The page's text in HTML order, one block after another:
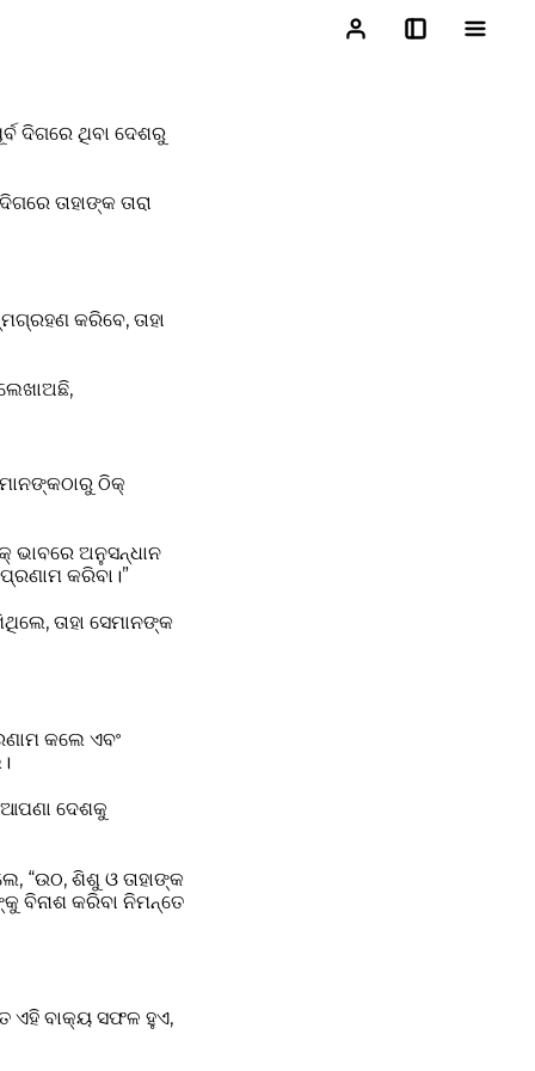
ଦିଗରେ ଥିବା ଦେଶରୁ
ତାହାଙ୍କ ତାରା
କରିବେ, ତାହା
ଠିକ୍
ଭାବରେ ଅନୁସନ୍ଧାନ
କରିବା।”
ତାହା ସେମାନଙ୍କ
କଲେ ଏବଂ
ଆପଣା ଦେଶକୁ
“ଉଠ, ଶିଶୁ ଓ ତାହାଙ୍କ
ବିନାଶ କରିବା ନିମନ୍ତେ
ଏହି ବାକ୍ୟ ସଫଳ ହୁଏ,